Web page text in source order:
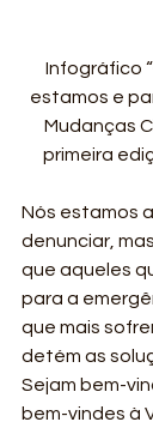
Infográfico
estamos e
Mudanças
primeira
Nós estamos
denunciar,
que aqueles
para a
que mais
detém as
Sejam bem-
bem-vindes à